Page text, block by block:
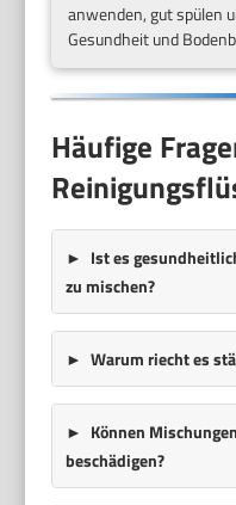
anwenden, gut spülen
Gesundheit und
Häufige
Ist es
zu mischen?
Warum riecht es
Können
beschädigen?